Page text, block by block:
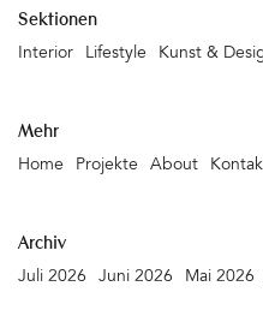
Sektionen
Interior Lifestyle Kunst &
Mehr
Home Projekte About
Archiv
Juli 2026 Juni 2026 Mai 2026